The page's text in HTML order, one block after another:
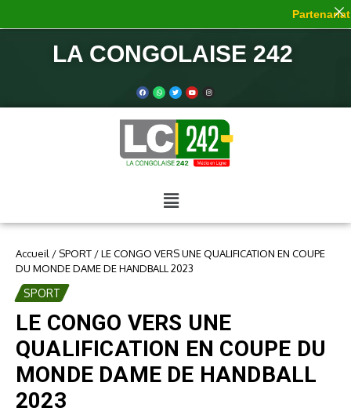
LA CONGOLAISE 242
Accueil / SPORT /LE CONGO VERS UNE QUALIFICATION EN COUPE
DU MONDE DAME DE HANDBALL 2023
SPORT
LE CONGO VERS UNE
QUALIFICATION EN COUPE DU
MONDE DAME DE HANDBALL
2023
Partenariat